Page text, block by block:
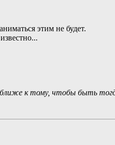
этим не будет.
ближе к тому, чтобы быть